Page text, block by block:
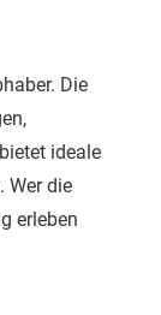
Die
ideale
Wer die
erleben